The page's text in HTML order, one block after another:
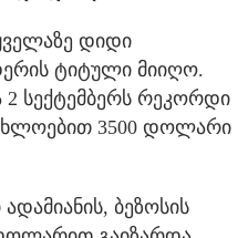
დიდი
ტიტული მიიღო.
2 სექტემბერს რეკორდი
3500 დოლარი
ბეზოსის